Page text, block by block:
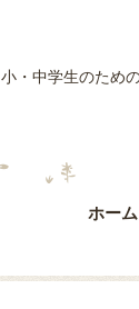
小・中学生のため
ホーム